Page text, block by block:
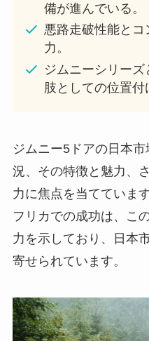
備が進んでいる。
悪路走破性能と
力。
ジムニーシリー
肢としての位置付
ジムニー5ドアの日本
況、その特徴と魅力、
力に焦点を当てていま
フリカでの成功は、こ
力を示しており、日本
寄せられています。